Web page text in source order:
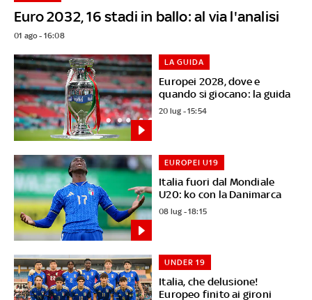
Euro 2032, 16 stadi in ballo: al via l'analisi
01 ago - 16:08
Europei 2028, dove e
quando si giocano: la guida
LA GUIDA
20 lug - 15:54
Italia fuori dal Mondiale
U20: ko con la Danimarca
EUROPEI U19
08 lug - 18:15
Italia, che delusione!
Europeo finito ai gironi
UNDER 19